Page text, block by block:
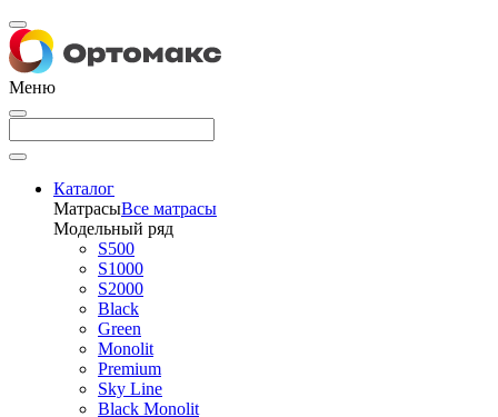
Меню
Каталог
МатрасыВсе матрасы
Модельный ряд
S500
S1000
S2000
Black
Green
Monolit
Premium
Sky Line
Black Monolit